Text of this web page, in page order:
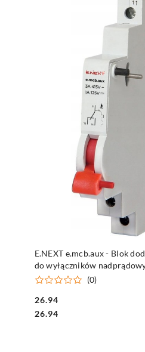
E.NEXT e.mcb.aux - Blok
do wyłączników
(0)
Cena:
26.94
Cena:
26.94